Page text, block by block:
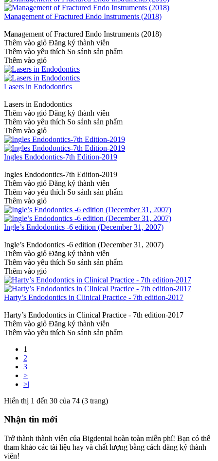
Management of Fractured Endo Instruments (2018)
Management of Fractured Endo Instruments (2018)
Thêm vào giỏ Đăng ký thành viên
Thêm vào yêu thích So sánh sản phẩm
Thêm vào giỏ
Lasers in Endodontics
Lasers in Endodontics
Thêm vào giỏ Đăng ký thành viên
Thêm vào yêu thích So sánh sản phẩm
Thêm vào giỏ
Ingles Endodontics-7th Edition-2019
Ingles Endodontics-7th Edition-2019
Thêm vào giỏ Đăng ký thành viên
Thêm vào yêu thích So sánh sản phẩm
Thêm vào giỏ
Ingle’s Endodontics -6 edition (December 31, 2007)
Ingle’s Endodontics -6 edition (December 31, 2007)
Thêm vào giỏ Đăng ký thành viên
Thêm vào yêu thích So sánh sản phẩm
Thêm vào giỏ
Harty’s Endodontics in Clinical Practice - 7th edition-2017
Harty’s Endodontics in Clinical Practice - 7th edition-2017
Thêm vào giỏ Đăng ký thành viên
Thêm vào yêu thích So sánh sản phẩm
1
2
3
>
>|
Hiển thị 1 đến 30 của 74 (3 trang)
Nhận tin mới
Trở thành thành viên của Bigdental hoàn toàn miễn phí! Bạn có thể
tham khảo các tài liệu hay và chất lượng bằng cách đăng ký thành
viên!